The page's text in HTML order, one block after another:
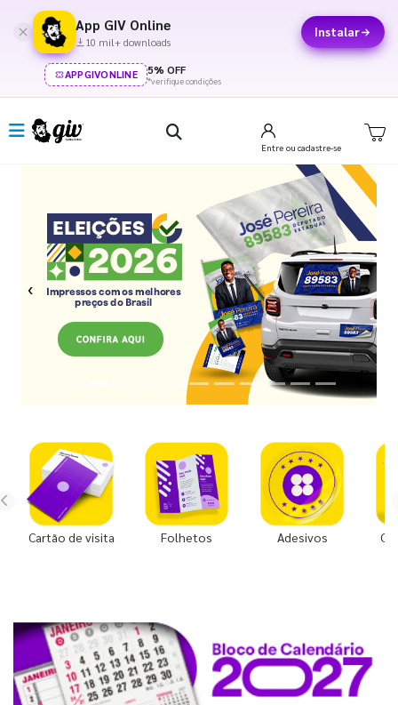
App GIV Online
10 mil+ downloads
Instalar
APPGIVONLINE 5% OFF
*verifique condições
Entre ou cadastre-se
Previous Next
Cartão de visita Folhetos Adesivos